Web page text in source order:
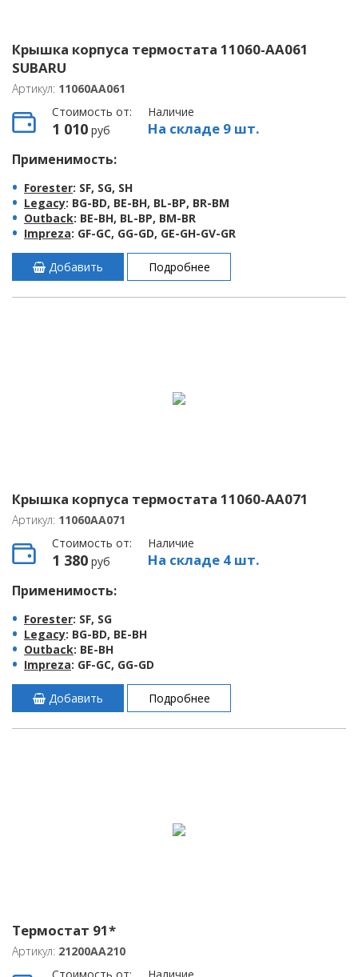
Крышка корпуса термостата 11060-AA061
SUBARU
Артикул: 11060AA061
Стоимость от:
1 010 руб
Наличие
На складе 9 шт.
Применимость:
Forester: SF, SG, SH
Legacy: BG-BD, BE-BH, BL-BP, BR-BM
Outback: BE-BH, BL-BP, BM-BR
Impreza: GF-GC, GG-GD, GE-GH-GV-GR
Добавить Подробнее
Крышка корпуса термостата 11060-AA071
Артикул: 11060AA071
Стоимость от:
1 380 руб
Наличие
На складе 4 шт.
Применимость:
Forester: SF, SG
Legacy: BG-BD, BE-BH
Outback: BE-BH
Impreza: GF-GC, GG-GD
Добавить Подробнее
Термостат 91*
Артикул: 21200AA210